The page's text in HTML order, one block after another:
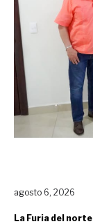
agosto 6, 2026
La Furia del norte